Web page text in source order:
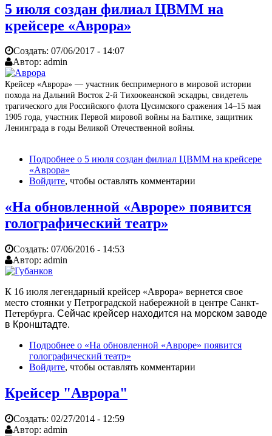
5 июля создан филиал ЦВММ на
крейсере «Аврора»
Создать: 07/06/2017 - 14:07
Автор: admin
Крейсер «Аврора» — участник беспримерного в мировой истории
похода на Дальний Восток 2-й Тихоокеанской эскадры, свидетель
трагического для Российского флота Цусимского сражения 14–15 мая
1905 года, участник Первой мировой войны на Балтике, защитник
Ленинграда в годы Великой Отечественной войны.
Подробнее о 5 июля создан филиал ЦВММ на крейсере
«Аврора»
Войдите, чтобы оставлять комментарии
«На обновленной «Авроре» появится
голографический театр»
Создать: 07/06/2016 - 14:53
Автор: admin
К 16 июля легендарный крейсер «Аврора» вернется свое
место стоянки у Петроградской набережной в центре Санкт-
Петербурга. Сейчас крейсер находится на морском заводе
в Кронштадте.
Подробнее о «На обновленной «Авроре» появится
голографический театр»
Войдите, чтобы оставлять комментарии
Крейсер "Аврора"
Создать: 02/27/2014 - 12:59
Автор: admin